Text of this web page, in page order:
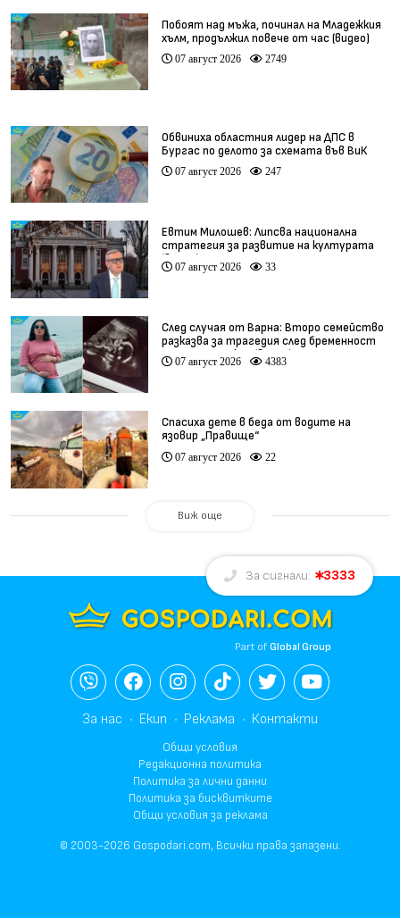
Побоят над мъжа, починал на Младежкия
хълм, продължил повече от час (видео)
07 август 2026 2749
Обвиниха областния лидер на ДПС в
Бургас по делото за схемата във ВиК
07 август 2026 247
Евтим Милошев: Липсва национална
стратегия за развитие на културата
(видео)
07 август 2026 33
След случая от Варна: Второ семейство
разказва за трагедия след бременност
при същия лекар (видео)
07 август 2026 4383
Спасиха дете в беда от водите на
язовир „Правище“
07 август 2026 22
Виж още
За сигнали: 3333
Part ofGlobal Group
За нас Екип Реклама Контакти
Общи условия
Редакционна политика
Политика за лични данни
Политика за бисквитките
Общи условия за реклама
© 2003-2026 Gospodari.com, Всички права запазени.